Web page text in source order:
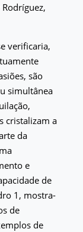
verificaria,
são
simultânea
cristalizam a
da
e
de
1, mostra-
de
de